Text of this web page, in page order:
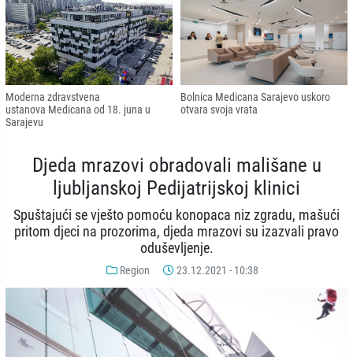
Moderna zdravstvena
ustanova Medicana od 18. juna u
Sarajevu
Bolnica Medicana Sarajevo uskoro
otvara svoja vrata
Djeda mrazovi obradovali mališane u
ljubljanskoj Pedijatrijskoj klinici
Spuštajući se vješto pomoću konopaca niz zgradu, mašući
pritom djeci na prozorima, djeda mrazovi su izazvali pravo
oduševljenje.
Region 23.12.2021 - 10:38